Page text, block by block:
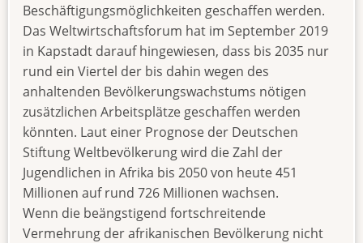
Beschäftigungsmöglichkeiten geschaffen werden.
Das Weltwirtschaftsforum hat im September 2019
in Kapstadt darauf hingewiesen, dass bis 2035 nur
rund ein Viertel der bis dahin wegen des
anhaltenden Bevölkerungswachstums nötigen
zusätzlichen Arbeitsplätze geschaffen werden
könnten. Laut einer Prognose der Deutschen
Stiftung Weltbevölkerung wird die Zahl der
Jugendlichen in Afrika bis 2050 von heute 451
Millionen auf rund 726 Millionen wachsen.
Wenn die beängstigend fortschreitende
Vermehrung der afrikanischen Bevölkerung nicht